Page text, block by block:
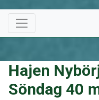
Hajen
Söndag 40